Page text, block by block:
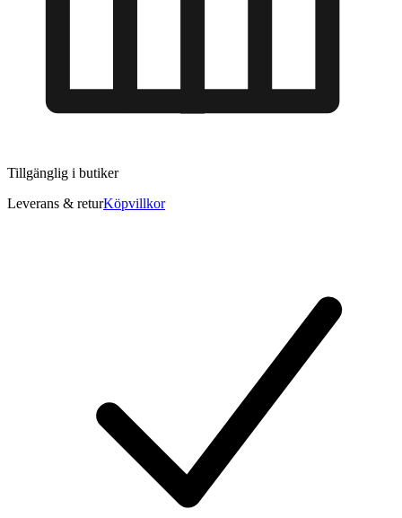
Tillgänglig i butiker
Leverans & returKöpvillkor